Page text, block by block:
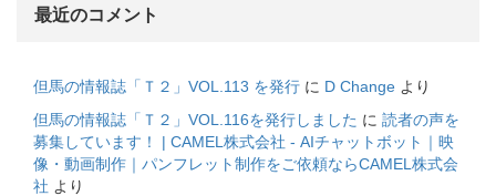
最近のコメント
但馬の情報誌「Ｔ２」VOL.113 を発行 に D Change より
但馬の情報誌「Ｔ２」VOL.116を発行しました に 読者の声を
募集しています！ | CAMEL株式会社 - AIチャットボット｜映
像・動画制作｜パンフレット制作をご依頼ならCAMEL株式会
社 より